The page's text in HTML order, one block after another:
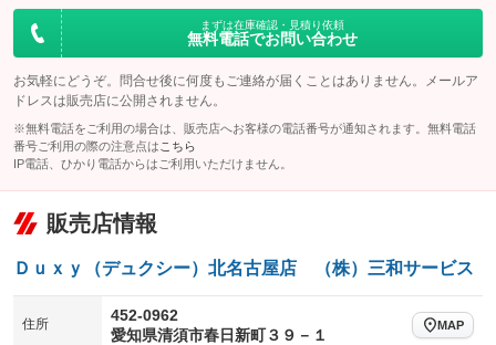
まずは在庫確認・見積り依頼
無料電話でお問い合わせ
お気軽にどうぞ。問合せ後に何度もご連絡が届くことはありません。メールア
ドレスは販売店に公開されません。
※無料電話をご利用の場合は、販売店へお客様の電話番号が通知されます。無料電話
番号ご利用の際の注意点は こちら
IP電話、ひかり電話からはご利用いただけません。
販売店情報
Ｄｕｘｙ（デュクシー）北名古屋店 （株）三和サービス
住所
452-0962
愛知県清須市春日新町３９－１
MAP